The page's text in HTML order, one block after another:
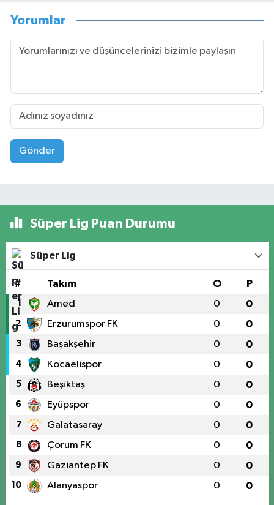
Yorumlar
Gönder
Süper Lig Puan Durumu
Süper Lig
# Takım O P
1 Amed 0 0
2 Erzurumspor FK 0 0
3 Başakşehir 0 0
4 Kocaelispor 0 0
5 Beşiktaş 0 0
6 Eyüpspor 0 0
7 Galatasaray 0 0
8 Çorum FK 0 0
9 Gaziantep FK 0 0
10 Alanyaspor 0 0